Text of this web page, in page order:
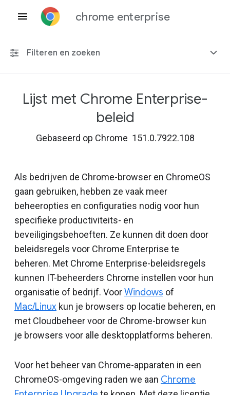
chrome enterprise
Filteren en zoeken
Elk platform
Inclusief beëindigd beleid
Lijst met Chrome Enterprise-
beleid
Gebaseerd op Chrome 151.0.7922.108
Als bedrijven de Chrome-browser en ChromeOS
gaan gebruiken, hebben ze vaak meer
beheeropties en configuraties nodig voor hun
specifieke productiviteits- en
beveiligingsbehoeften. Ze kunnen dit doen door
beleidsregels voor Chrome Enterprise te
beheren. Met Chrome Enterprise-beleidsregels
kunnen IT-beheerders Chrome instellen voor hun
organisatie of bedrijf. VoorWindows of
Mac/Linux kun je browsers op locatie beheren, en
met Cloudbeheer voor de Chrome-browser kun
je browsers voor alle desktopplatforms beheren.
Voor het beheer van Chrome-apparaten in een
ChromeOS-omgeving raden we aan Chrome